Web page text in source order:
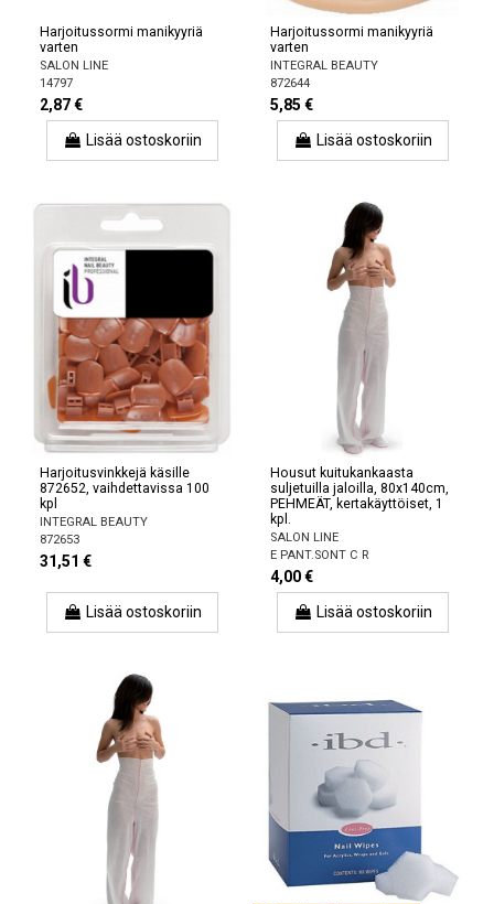
Harjoitussormi manikyyriä
varten
SALON LINE
14797
2,87 €
Lisää ostoskoriin
Harjoitussormi manikyyriä
varten
INTEGRAL BEAUTY
872644
5,85 €
Lisää ostoskoriin
Harjoitusvinkkejä käsille
872652, vaihdettavissa 100
kpl
INTEGRAL BEAUTY
872653
31,51 €
Lisää ostoskoriin
Housut kuitukankaasta
suljetuilla jaloilla, 80x140cm,
PEHMEÄT, kertakäyttöiset, 1
kpl.
SALON LINE
E PANT.SONT C R
4,00 €
Lisää ostoskoriin